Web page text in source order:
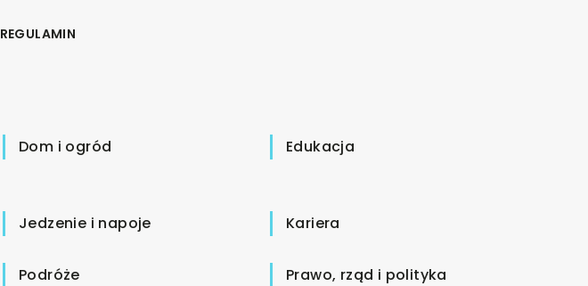
REGULAMIN
Dom i ogród Edukacja
Jedzenie i napoje Kariera
Podróże Prawo, rząd i polityka